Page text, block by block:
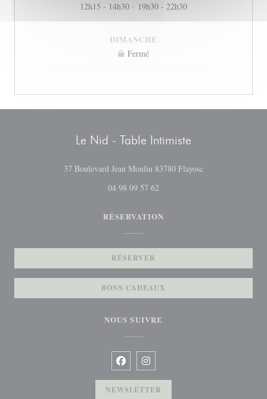
12h15 - 14h30 • 19h30 - 22h30
DIMANCHE
Fermé
Le Nid - Table Intimiste
37 Boulevard Jean Moulin 83780 Flayosc((ouvre une
04 98 09 57 62
RÉSERVATION
RÉSERVER
BONS CADEAUX
NOUS SUIVRE
Facebook ((ouvre une nouvelle
Instagram ((ouvre une nouvelle
NEWSLETTER